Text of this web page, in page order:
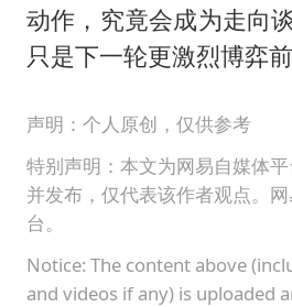
动作，究竟会成为走向
只是下一轮更激烈博弈
声明：个人原创，仅供参考
特别声明：本文为网易自媒体
并发布，仅代表该作者观点。
台。
Notice: The content above
and videos if any) is uploaded